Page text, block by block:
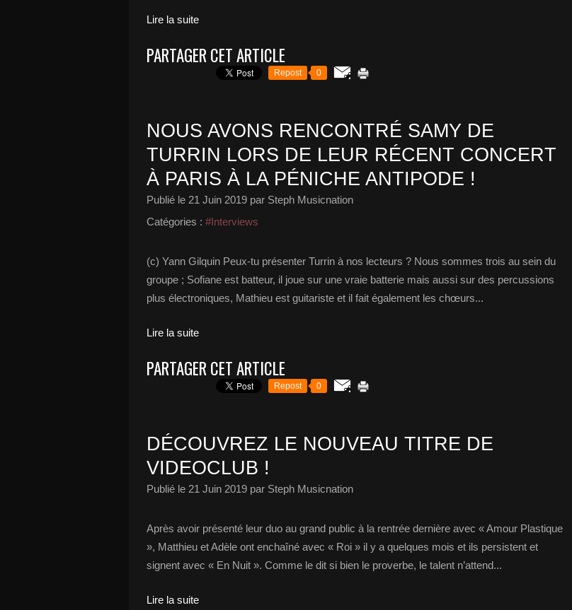
Lire la suite
PARTAGER CET ARTICLE
Repost 0
NOUS AVONS RENCONTRÉ SAMY DE
TURRIN LORS DE LEUR RÉCENT CONCERT
À PARIS À LA PÉNICHE ANTIPODE !
Publié le 21 Juin 2019 par Steph Musicnation
Catégories : #Interviews
(c) Yann Gilquin Peux-tu présenter Turrin à nos lecteurs ? Nous sommes trois au sein du
groupe ; Sofiane est batteur, il joue sur une vraie batterie mais aussi sur des percussions
plus électroniques, Mathieu est guitariste et il fait également les chœurs...
Lire la suite
PARTAGER CET ARTICLE
Repost 0
DÉCOUVREZ LE NOUVEAU TITRE DE
VIDEOCLUB !
Publié le 21 Juin 2019 par Steph Musicnation
Après avoir présenté leur duo au grand public à la rentrée dernière avec « Amour Plastique
», Matthieu et Adèle ont enchaîné avec « Roi » il y a quelques mois et ils persistent et
signent avec « En Nuit ». Comme le dit si bien le proverbe, le talent n’attend...
Lire la suite